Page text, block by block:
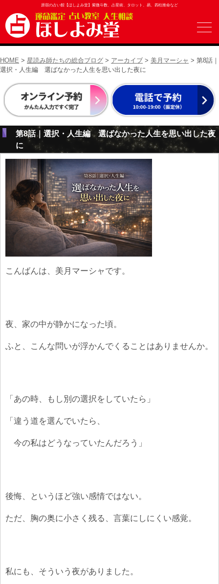
原宿の占い館【ほしよみ堂】紫微斗数、占星術、タロット、易、四柱推命など
HOME > 星読み師たちの総合ブログ > アーカイブ > 美月マーシャ > 第8話｜
選択・人生編 選ばなかった人生を思い出した夜に
第8話｜選択・人生編 選ばなかった人生を思い出した夜
に
こんばんは、美月マーシャです。
夜、家の中が静かになった頃。
ふと、こんな問いが浮かんでくることはありませんか。
「あの時、もし別の選択をしていたら」
「違う道を選んでいたら、
今の私はどうなっていたんだろう」
後悔、というほど強い感情ではない。
ただ、胸の奥に小さく残る、言葉にしにくい感覚。
私にも、そういう夜がありました。